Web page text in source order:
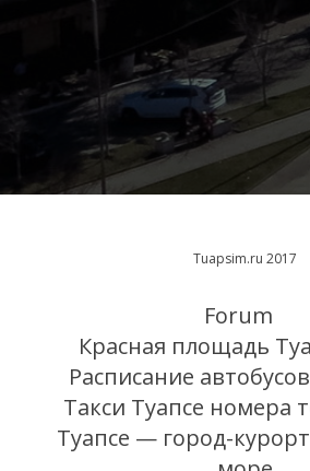
Tuapsim.ru 2017
Forum
Красная площадь
Расписание
Такси Туапсе номера
Туапсе — город-